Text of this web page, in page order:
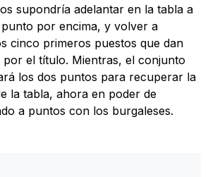
supondría adelantar en la tabla a
por encima, y volver a
cinco primeros puestos que dan
por el título. Mientras, el conjunto
los dos puntos para recuperar la
la tabla, ahora en poder de
a puntos con los burgaleses.